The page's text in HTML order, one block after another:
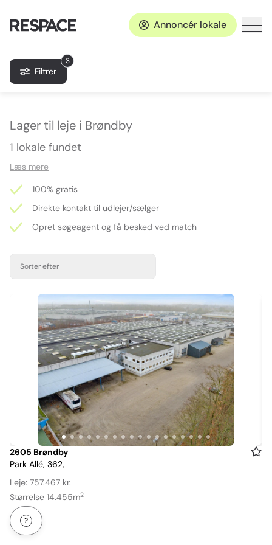
Annoncér lokale
3
Filtrer
Lager til leje i Brøndby
1 lokale fundet
Læs mere
100% gratis
Direkte kontakt til udlejer/sælger
Opret søgeagent og få besked ved match
Sorter efter
Item
1
of
18
2605 Brøndby
Park Allé, 362,
Leje: 757.467 kr.
Størrelse 14.455m2